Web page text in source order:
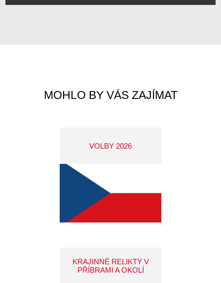
MOHLO BY VÁS ZAJÍMAT
VOLBY 2026
KRAJINNÉ RELIKTY V
PŘÍBRAMI A OKOLÍ